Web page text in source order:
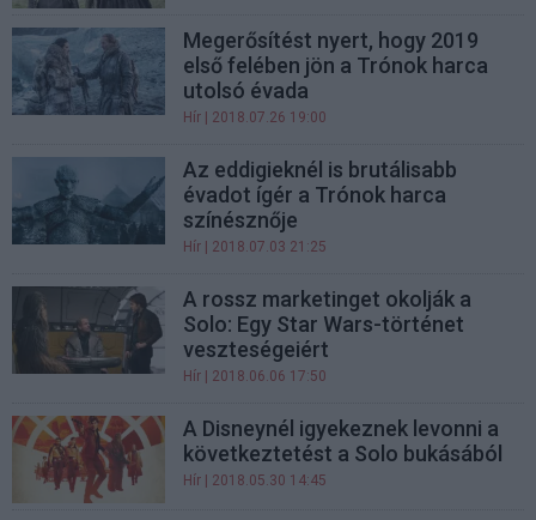
Megerősítést nyert, hogy 2019
első felében jön a Trónok harca
utolsó évada
Hír | 2018.07.26 19:00
Az eddigieknél is brutálisabb
évadot ígér a Trónok harca
színésznője
Hír | 2018.07.03 21:25
A rossz marketinget okolják a
Solo: Egy Star Wars-történet
veszteségeiért
Hír | 2018.06.06 17:50
A Disneynél igyekeznek levonni a
következtetést a Solo bukásából
Hír | 2018.05.30 14:45